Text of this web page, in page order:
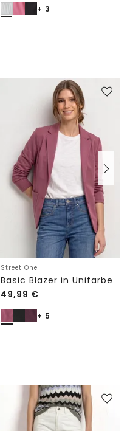
+ 3
Street One
Basic Blazer in Unifarbe
49,99 €
+ 5